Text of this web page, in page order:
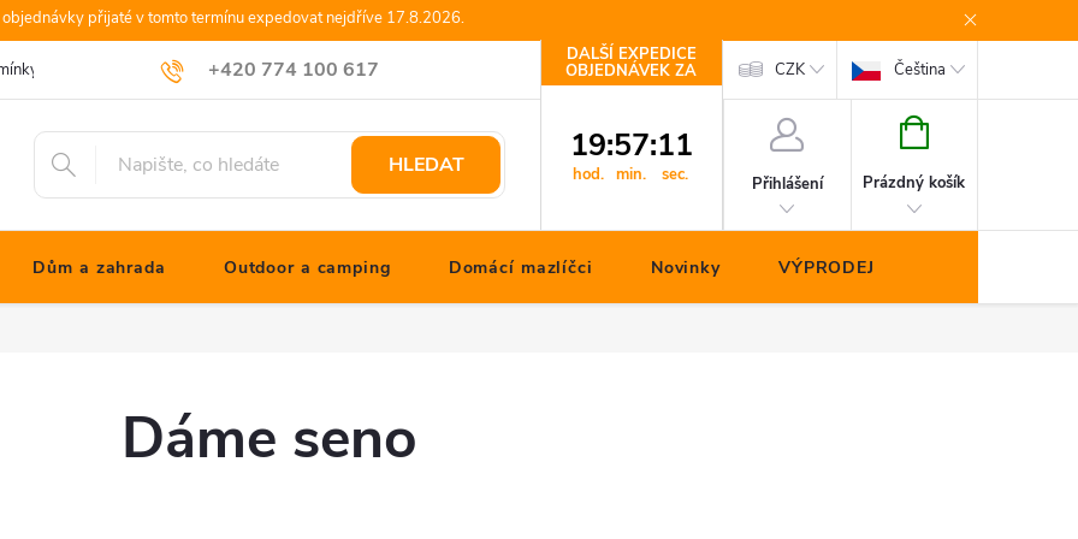
přijaté v tomto termínu expedovat nejdříve 17.8.2026.
+420 774 100 617
info@jonathanshop.cz
Podmínky ochrany osobních údajů Blog JONATHANshop.cz Kontakty CZK Čeština
HLEDAT
DALŠÍ EXPEDICE
OBJEDNÁVEK ZA
19
hod.
:57
min.
:10
sec. Přihlášení
NÁKUPNÍ
Prázdný košík
Dům a zahrada Outdoor a camping Domácí mazlíčci Novinky VÝPRODEJ
Dáme seno